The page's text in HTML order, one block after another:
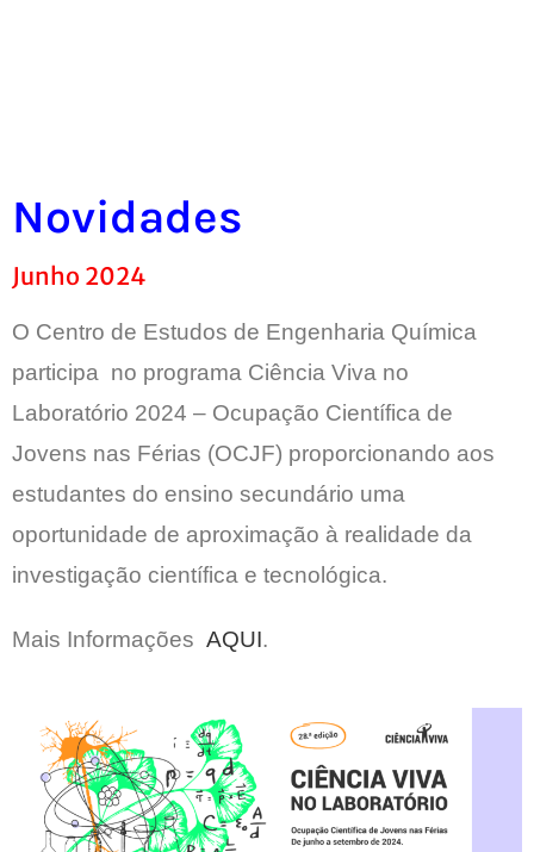
Novidades
Junho 2024
O Centro de Estudos de Engenharia Química
participa no programa Ciência Viva no
Laboratório 2024 – Ocupação Científica de
Jovens nas Férias (OCJF) proporcionando aos
estudantes do ensino secundário uma
oportunidade de aproximação à realidade da
investigação científica e tecnológica.
Mais Informações AQUI.